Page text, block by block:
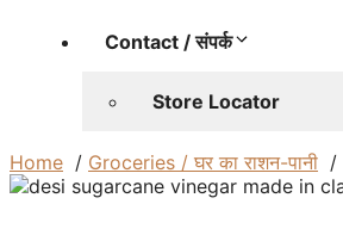
Contact / संपर्क
Store Locator
Home Groceries / घर का राशन-पानी